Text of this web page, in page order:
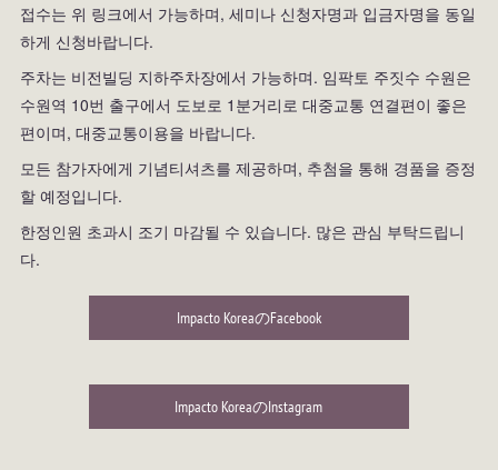
접수는 위 링크에서 가능하며, 세미나 신청자명과 입금자명을 동일
하게 신청바랍니다.
주차는 비전빌딩 지하주차장에서 가능하며. 임팍토 주짓수 수원은
수원역 10번 출구에서 도보로 1분거리로 대중교통 연결편이 좋은
편이며, 대중교통이용을 바랍니다.
모든 참가자에게 기념티셔츠를 제공하며, 추첨을 통해 경품을 증정
할 예정입니다.
한정인원 초과시 조기 마감될 수 있습니다. 많은 관심 부탁드립니
다.
Impacto KoreaのFacebook
Impacto KoreaのInstagram